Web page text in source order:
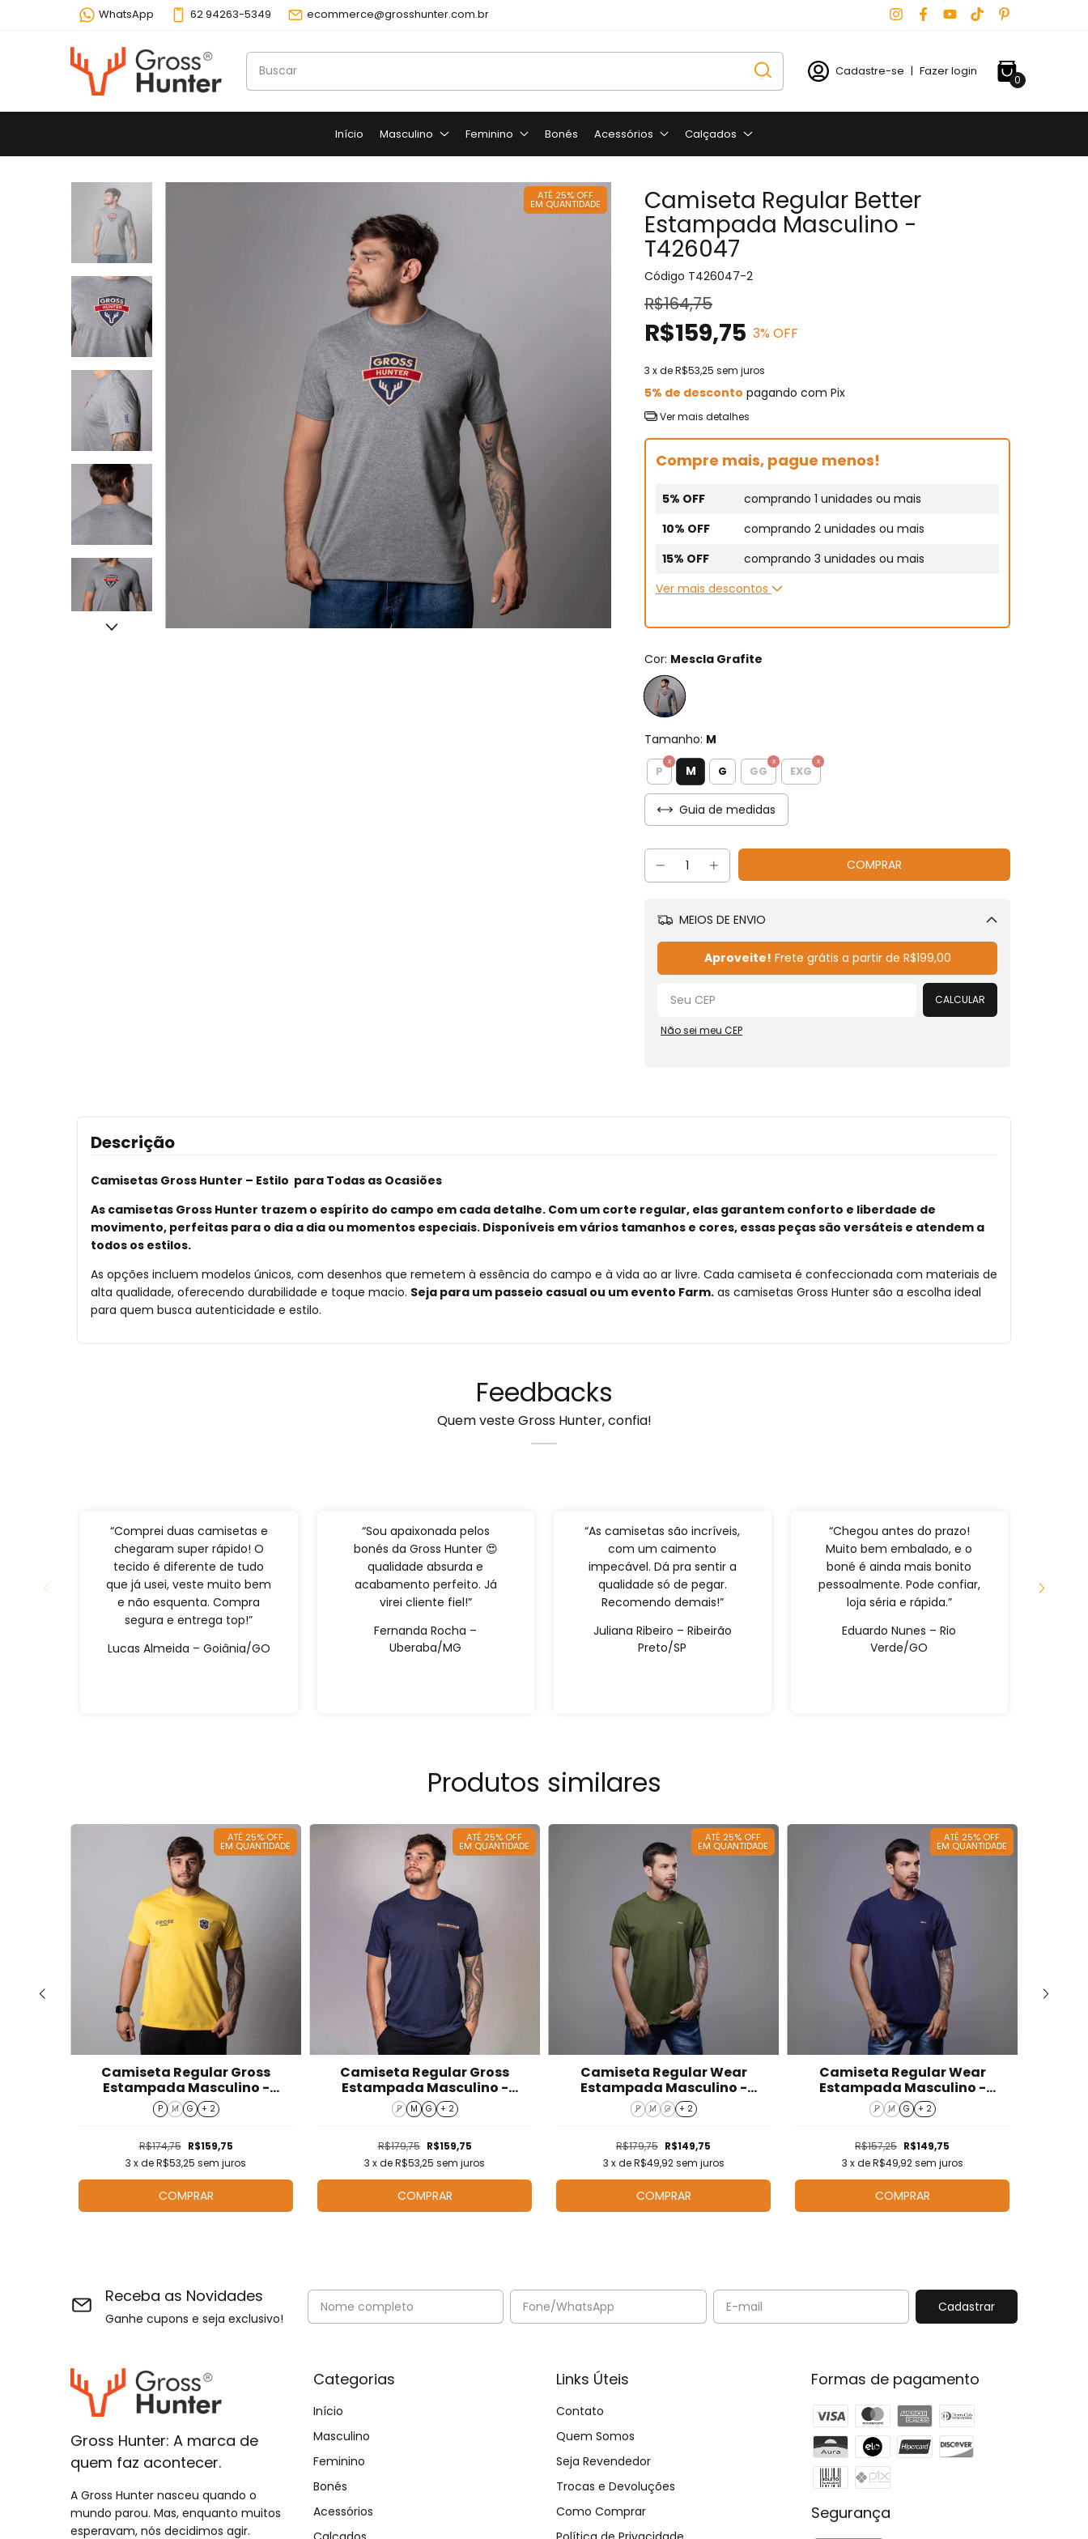
WhatsApp 62 94263-5349 ecommerce@grosshunter.com.br
Cadastre-se | Fazer login
0
Início Masculino Feminino Bonés Acessórios Calçados
ATÉ 25% OFF
EM QUANTIDADE Camiseta Regular Better
Estampada Masculino -
T426047
Código T426047-2
R$164,75
R$159,75 3% OFF
3 x deR$53,25 sem juros
5% de desconto pagando com Pix
Ver mais detalhes
Compre mais, pague menos!
5% OFF
comprando 1 unidades ou mais
10% OFF
comprando 2 unidades ou mais
15% OFF
comprando 3 unidades ou mais
Ver mais descontos
Cor: Mescla Grafite
Tamanho: M
P M G GG EXG
Guia de medidas
MEIOS DE ENVIO
Aproveite! Frete grátis a partir de R$199,00
CALCULAR
Não sei meu CEP
Descrição
Camisetas Gross Hunter – Estilo para Todas as Ocasiões
As camisetas Gross Hunter trazem o espírito do campo em cada detalhe. Com um corte regular, elas garantem conforto e liberdade de
movimento, perfeitas para o dia a dia ou momentos especiais. Disponíveis em vários tamanhos e cores, essas peças são versáteis e atendem a
todos os estilos.
As opções incluem modelos únicos, com desenhos que remetem à essência do campo e à vida ao ar livre. Cada camiseta é confeccionada com materiais de
alta qualidade, oferecendo durabilidade e toque macio. Seja para um passeio casual ou um evento Farm. as camisetas Gross Hunter são a escolha ideal
para quem busca autenticidade e estilo.
Feedbacks
Quem veste Gross Hunter, confia!
“Comprei duas camisetas e
chegaram super rápido! O
tecido é diferente de tudo
que já usei, veste muito bem
e não esquenta. Compra
segura e entrega top!”
Lucas Almeida – Goiânia/GO
“Sou apaixonada pelos
bonés da Gross Hunter 😍
qualidade absurda e
acabamento perfeito. Já
virei cliente fiel!”
Fernanda Rocha –
Uberaba/MG
“As camisetas são incríveis,
com um caimento
impecável. Dá pra sentir a
qualidade só de pegar.
Recomendo demais!”
Juliana Ribeiro – Ribeirão
Preto/SP
“Chegou antes do prazo!
Muito bem embalado, e o
boné é ainda mais bonito
pessoalmente. Pode confiar,
loja séria e rápida.”
Eduardo Nunes – Rio
Verde/GO
Produtos similares
ATÉ 25% OFF
EM QUANTIDADE
Camiseta Regular Gross
Estampada Masculino -
T426058
P M G + 2
R$174,75 R$159,75
3 x deR$53,25 sem juros
COMPRAR
ATÉ 25% OFF
EM QUANTIDADE
Camiseta Regular Gross
Estampada Masculino -
T425041
P M G + 2
R$179,75 R$159,75
3 x deR$53,25 sem juros
COMPRAR
ATÉ 25% OFF
EM QUANTIDADE
Camiseta Regular Wear
Estampada Masculino -
T424113-VB
P M G + 2
R$179,75 R$149,75
3 x deR$49,92 sem juros
COMPRAR
ATÉ 25% OFF
EM QUANTIDADE
Camiseta Regular Wear
Estampada Masculino -
T424113-MR
P M G + 2
R$157,25 R$149,75
3 x deR$49,92 sem juros
COMPRAR
Receba as Novidades
Ganhe cupons e seja exclusivo!
Gross Hunter: A marca de
quem faz acontecer.
A Gross Hunter nasceu quando o
mundo parou. Mas, enquanto muitos
esperavam, nós decidimos agir.
Categorias
Início
Masculino
Feminino
Bonés
Acessórios
Links Úteis
Contato
Quem Somos
Seja Revendedor
Trocas e Devoluções
Como Comprar
Formas de pagamento
Segurança